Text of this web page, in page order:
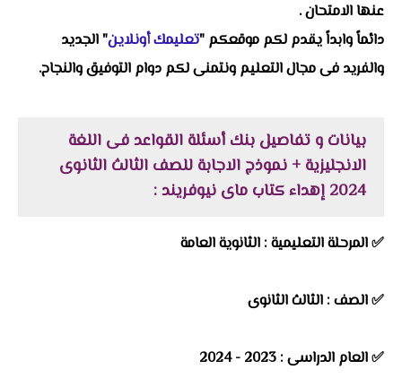
عنها الامتحان .
دائماً وابداً يقدم لكم موقعكم "تعليمك أونلاين" الجديد
والفريد فى مجال التعليم ونتمنى لكم دوام التوفيق والنجاح.
بيانات و تفاصيل بنك أسئلة القواعد فى اللغة
الانجليزية + نموذج الاجابة للصف الثالث الثانوى
2024 إهداء كتاب ماى نيوفريند :
✅ المرحلة التعليمية : الثانوية العامة
✅ الصف : الثالث الثانوى
✅ العام الدراسى : 2023 - 2024